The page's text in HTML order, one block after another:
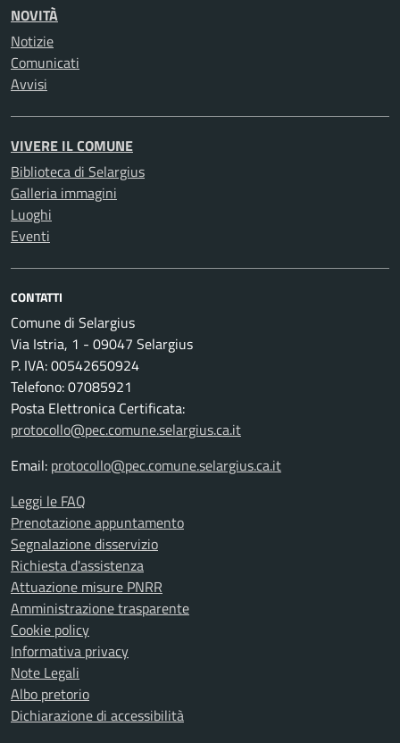
NOVITÀ
Notizie
Comunicati
Avvisi
VIVERE IL COMUNE
Biblioteca di Selargius
Galleria immagini
Luoghi
Eventi
CONTATTI
Comune di Selargius
Via Istria, 1 - 09047 Selargius
P. IVA: 00542650924
Telefono: 07085921
Posta Elettronica Certificata:
protocollo@pec.comune.selargius.ca.it
Email: protocollo@pec.comune.selargius.ca.it
Leggi le FAQ
Prenotazione appuntamento
Segnalazione disservizio
Richiesta d'assistenza
Attuazione misure PNRR
Amministrazione trasparente
Cookie policy
Informativa privacy
Note Legali
Albo pretorio
Dichiarazione di accessibilità